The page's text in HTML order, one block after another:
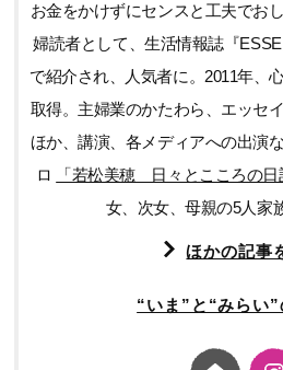
お金をかけずにセンスと工夫でお
婦読者として、生活情報誌『
で紹介され、人気者に。2011年、
取得。主婦業のかたわら、エッセ
ほか、講演、各メディアへの出演
ロ
「若松美穂 日々とこころの日
女、次女、母親の5人家
ほかの記事
“いま”と“みらい